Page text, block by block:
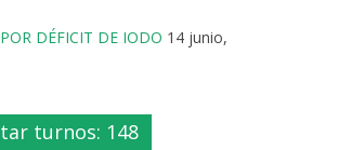
DÉFICIT DE IODO 14 junio,
turnos: 148